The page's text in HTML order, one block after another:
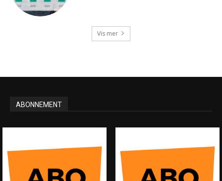
Vis mer
ABONNEMENT